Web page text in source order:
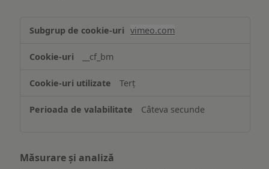
funcționalităților
ului
vimeo.com
__cf_bm
Terț
Câteva secunde
Măsurare și analiză